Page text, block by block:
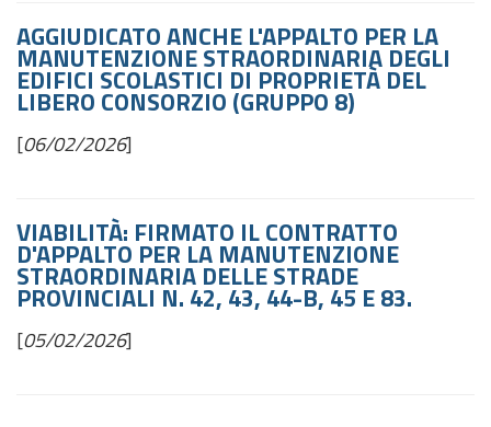
AGGIUDICATO ANCHE L'APPALTO PER LA
MANUTENZIONE STRAORDINARIA DEGLI
EDIFICI SCOLASTICI DI PROPRIETÀ DEL
LIBERO CONSORZIO (GRUPPO 8)
[06/02/2026]
VIABILITÀ: FIRMATO IL CONTRATTO
D'APPALTO PER LA MANUTENZIONE
STRAORDINARIA DELLE STRADE
PROVINCIALI N. 42, 43, 44-B, 45 E 83.
[05/02/2026]